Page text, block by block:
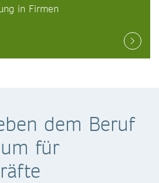
in Firmen
dem Beruf
für